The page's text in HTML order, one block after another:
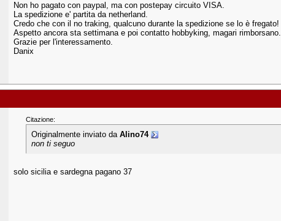
Non ho pagato con paypal, ma con postepay circuito VISA.
La spedizione e' partita da netherland.
Credo che con il no traking, qualcuno durante la spedizione se lo è fregato!
Aspetto ancora sta settimana e poi contatto hobbyking, magari rimborsano.
Grazie per l'interessamento.
Danix
Citazione:
Originalmente inviato da Alino74
non ti seguo
solo sicilia e sardegna pagano 37